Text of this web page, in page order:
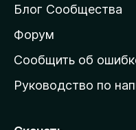
а
ш
н
ю
т
Блог Сообщества
Форум
Сообщить об
Руководство по